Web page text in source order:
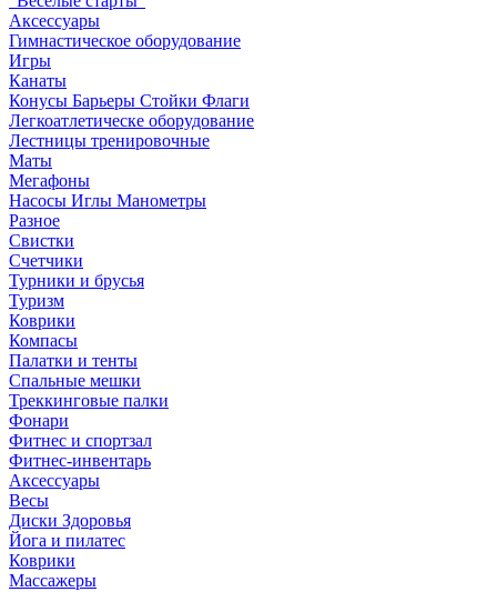
Аксессуары
Гимнастическое оборудование
Игры
Канаты
Конусы Барьеры Стойки Флаги
Легкоатлетическе оборудование
Лестницы тренировочные
Маты
Мегафоны
Насосы Иглы Манометры
Разное
Свистки
Счетчики
Турники и брусья
Туризм
Коврики
Компасы
Палатки и тенты
Спальные мешки
Треккинговые палки
Фонари
Фитнес и спортзал
Фитнес-инвентарь
Аксессуары
Весы
Диски Здоровья
Йога и пилатес
Коврики
Массажеры